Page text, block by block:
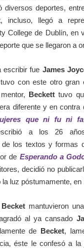
diversos deportes,
incluso, llegó a
College de Dublín, en
que se llegaron a
escribir fue James
con este otro gran
Beckett tuvo
diferente y en
que ni fu ni fa
a los 26
de los textos y formas
de Esperando a
decidió no
luz póstumamente, en
Becket mantuvieron
al ya cansado
de Becket,
éste le confesó a la